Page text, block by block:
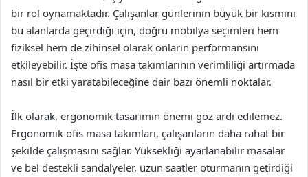
bir rol oynamaktadır. Çalışanlar günlerinin büyük bir kısmını
bu alanlarda geçirdiği için, doğru mobilya seçimleri hem
fiziksel hem de zihinsel olarak onların performansını
etkileyebilir. İşte ofis masa takımlarının verimliliği artırmada
nasıl bir etki yaratabileceğine dair bazı önemli noktalar.
İlk olarak, ergonomik tasarımın önemi göz ardı edilemez.
Ergonomik ofis masa takımları, çalışanların daha rahat bir
şekilde çalışmasını sağlar. Yüksekliği ayarlanabilir masalar
ve bel destekli sandalyeler, uzun saatler oturmanın getirdiği